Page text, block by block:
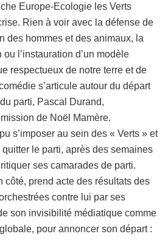
Europe-Ecologie les Verts
Rien à voir avec la défense de
des hommes et des animaux, la
l’instauration d’un modèle
respectueux de notre terre et de
s’articule autour du départ
parti, Pascal Durand,
de Noël Mamère.
s’imposer au sein des « Verts » et
le parti, après des semaines
ses camarades de parti.
côté, prend acte des résultats des
contre lui par ses
son invisibilité médiatique comme
pour annoncer son départ :